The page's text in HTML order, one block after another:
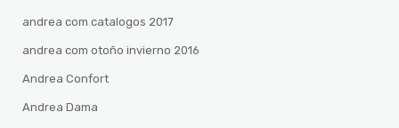
andrea com catalogos 2017
andrea com otoño invierno 2016
Andrea Confort
Andrea Dama